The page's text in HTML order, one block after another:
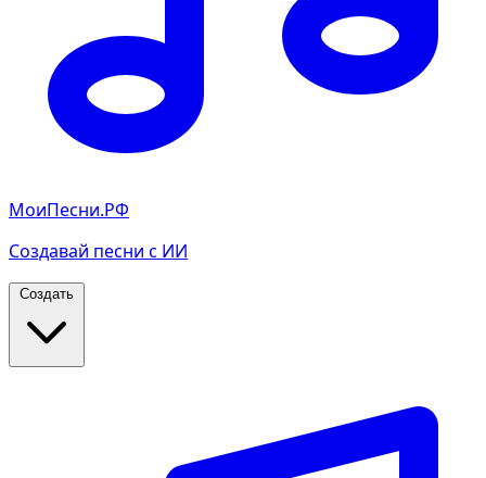
МоиПесни.РФ
Создавай песни с ИИ
Создать